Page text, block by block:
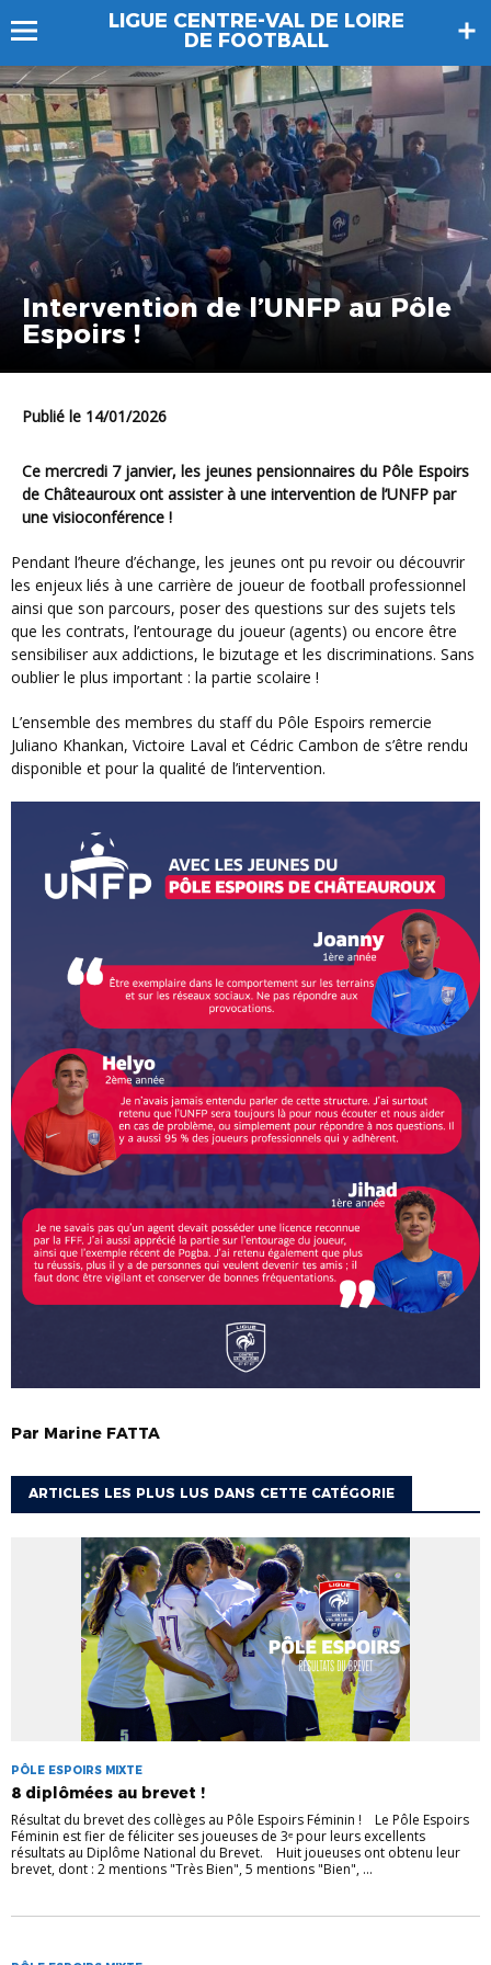
LIGUE CENTRE-VAL DE LOIRE
DE FOOTBALL
Intervention de l’UNFP au Pôle
Espoirs !
Publié le 14/01/2026
Ce mercredi 7 janvier, les jeunes pensionnaires du Pôle Espoirs
de Châteauroux ont assister à une intervention de l’UNFP par
une visioconférence !
Pendant l’heure d’échange, les jeunes ont pu revoir ou découvrir
les enjeux liés à une carrière de joueur de football professionnel
ainsi que son parcours, poser des questions sur des sujets tels
que les contrats, l’entourage du joueur (agents) ou encore être
sensibiliser aux addictions, le bizutage et les discriminations. Sans
oublier le plus important : la partie scolaire !
L’ensemble des membres du staff du Pôle Espoirs remercie
Juliano Khankan, Victoire Laval et Cédric Cambon de s’être rendu
disponible et pour la qualité de l’intervention.
Par Marine FATTA
ARTICLES LES PLUS LUS DANS CETTE CATÉGORIE
PÔLE ESPOIRS MIXTE
8 diplômées au brevet !
Résultat du brevet des collèges au Pôle Espoirs Féminin ! Le Pôle Espoirs
Féminin est fier de féliciter ses joueuses de 3ᵉ pour leurs excellents
résultats au Diplôme National du Brevet. Huit joueuses ont obtenu leur
brevet, dont : 2 mentions "Très Bien", 5 mentions "Bien", ...